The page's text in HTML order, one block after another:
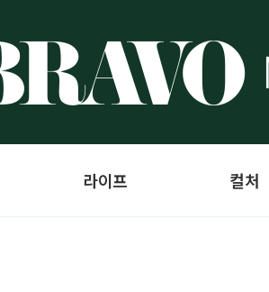
라이프 컬처